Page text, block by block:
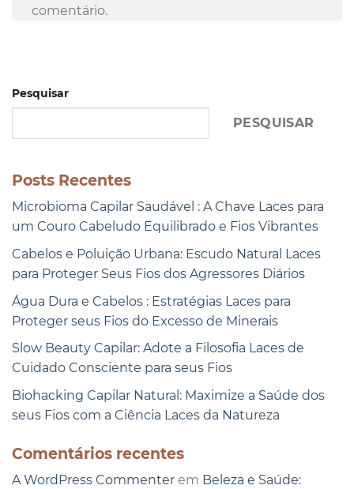
comentário.
Pesquisar
PESQUISAR
Posts Recentes
Microbioma Capilar Saudável : A Chave Laces para
um Couro Cabeludo Equilibrado e Fios Vibrantes
Cabelos e Poluição Urbana: Escudo Natural Laces
para Proteger Seus Fios dos Agressores Diários
Água Dura e Cabelos : Estratégias Laces para
Proteger seus Fios do Excesso de Minerais
Slow Beauty Capilar: Adote a Filosofia Laces de
Cuidado Consciente para seus Fios
Biohacking Capilar Natural: Maximize a Saúde dos
seus Fios com a Ciência Laces da Natureza
Comentários recentes
A WordPress Commenter em Beleza e Saúde: